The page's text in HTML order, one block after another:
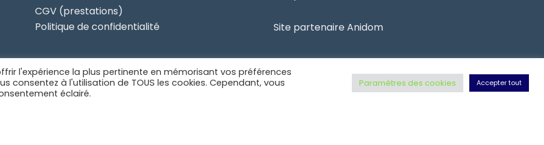
CGV (prestations)
Politique de confidentialité
Site partenaire Anidom
l'expérience la plus pertinente en mémorisant vos préférences
consentez à l'utilisation de TOUS les cookies. Cependant, vous
éclairé.
Paramètres des cookies Accepter tout